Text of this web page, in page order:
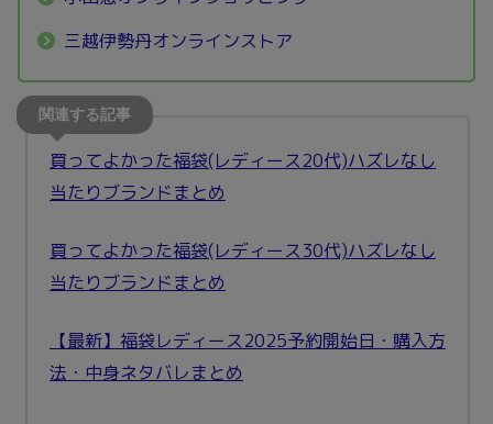
三越伊勢丹オンラインストア
買ってよかった福袋(レディース20代)ハズレなし
当たりブランドまとめ
買ってよかった福袋(レディース30代)ハズレなし
当たりブランドまとめ
【最新】福袋レディース2025予約開始日・購入方
法・中身ネタバレまとめ